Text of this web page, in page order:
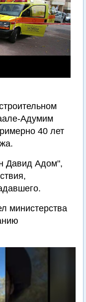
Адумим
40 лет
Давид Адом",
министерства